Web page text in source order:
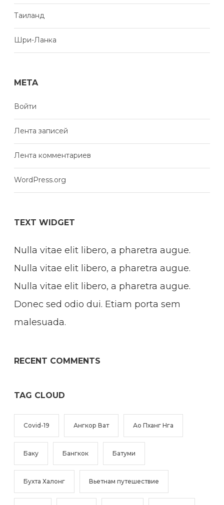
Таиланд
Шри-Ланка
META
Войти
Лента записей
Лента комментариев
WordPress.org
TEXT WIDGET
Nulla vitae elit libero, a pharetra augue.
Nulla vitae elit libero, a pharetra augue.
Nulla vitae elit libero, a pharetra augue.
Donec sed odio dui. Etiam porta sem
malesuada.
RECENT COMMENTS
TAG CLOUD
Covid-19 Ангкор Ват Ао Пханг Нга
Баку Бангкок Батуми
Бухта Халонг Вьетнам путешествие